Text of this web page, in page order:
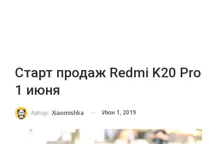
Старт продаж Redmi K20 Pro
1 июня
Автор: Xiaomishka Июн 1, 2019